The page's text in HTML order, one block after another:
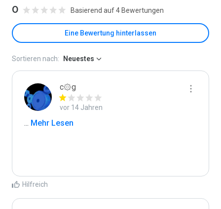
0 Basierend auf 4 Bewertungen
Eine Bewertung hinterlassen
Sortieren nach: Neuestes
c۞g
vor 14 Jahren
... Mehr Lesen
Hilfreich